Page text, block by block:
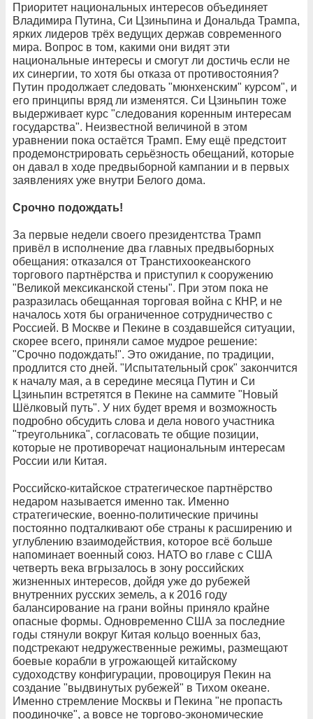
Приоритет национальных интересов объединяет
Владимира Путина, Си Цзиньпина и Дональда Трампа,
ярких лидеров трёх ведущих держав современного
мира. Вопрос в том, какими они видят эти
национальные интересы и смогут ли достичь если не
их синергии, то хотя бы отказа от противостояния?
Путин продолжает следовать "мюнхенским" курсом", и
его принципы вряд ли изменятся. Си Цзиньпин тоже
выдерживает курс "следования коренным интересам
государства". Неизвестной величиной в этом
уравнении пока остаётся Трамп. Ему ещё предстоит
продемонстрировать серьёзность обещаний, которые
он давал в ходе предвыборной кампании и в первых
заявлениях уже внутри Белого дома.
Срочно подождать!
За первые недели своего президентства Трамп
привёл в исполнение два главных предвыборных
обещания: отказался от Транстихоокеанского
торгового партнёрства и приступил к сооружению
"Великой мексиканской стены". При этом пока не
разразилась обещанная торговая война с КНР, и не
началось хотя бы ограниченное сотрудничество с
Россией. В Москве и Пекине в создавшейся ситуации,
скорее всего, приняли самое мудрое решение:
"Срочно подождать!". Это ожидание, по традиции,
продлится сто дней. "Испытательный срок" закончится
к началу мая, а в середине месяца Путин и Си
Цзиньпин встретятся в Пекине на саммите "Новый
Шёлковый путь". У них будет время и возможность
подробно обсудить слова и дела нового участника
"треугольника", согласовать те общие позиции,
которые не противоречат национальным интересам
России или Китая.
Российско-китайское стратегическое партнёрство
недаром называется именно так. Именно
стратегические, военно-политические причины
постоянно подталкивают обе страны к расширению и
углублению взаимодействия, которое всё больше
напоминает военный союз. НАТО во главе с США
четверть века вгрызалось в зону российских
жизненных интересов, дойдя уже до рубежей
внутренних русских земель, а к 2016 году
балансирование на грани войны приняло крайне
опасные формы. Одновременно США за последние
годы стянули вокруг Китая кольцо военных баз,
подстрекают недружественные режимы, размещают
боевые корабли в угрожающей китайскому
судоходству конфигурации, провоцируя Пекин на
создание "выдвинутых рубежей" в Тихом океане.
Именно стремление Москвы и Пекина "не пропасть
поодиночке", а вовсе не торгово-экономические